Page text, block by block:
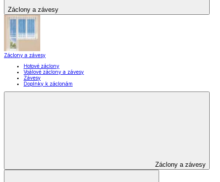
Záclony a závesy
Záclony a závesy
Hotové záclony
Voálové záclony a závesy
Závesy
Doplnky k záclonám
Záclony a závesy